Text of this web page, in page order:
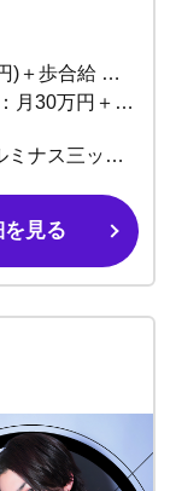
きる職場で
ボーナスをたくさん用意しています）
力給＋ボーナス
大阪市中央区宗右衛門町2-30 ルミナス三ッ寺1F
見る